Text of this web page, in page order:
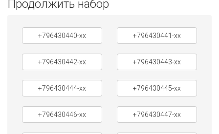
Продолжить набор
+796430440-xx +796430441-xx
+796430442-xx +796430443-xx
+796430444-xx +796430445-xx
+796430446-xx +796430447-xx